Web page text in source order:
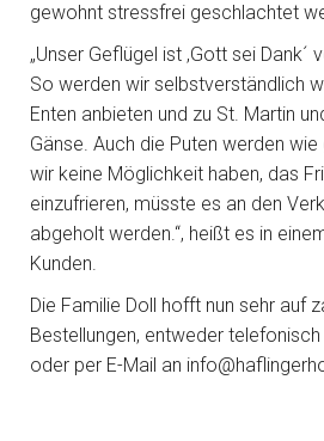
gewohnt stressfrei geschlachtet
„Unser Geflügel ist ,Gott sei Dank´
So werden wir selbstverständlich
Enten anbieten und zu St. Martin
Gänse. Auch die Puten werden
wir keine Möglichkeit haben, das
einzufrieren, müsste es an den
abgeholt werden.“, heißt es in
Kunden.
Die Familie Doll hofft nun sehr auf
Bestellungen, entweder
oder per E-Mail an